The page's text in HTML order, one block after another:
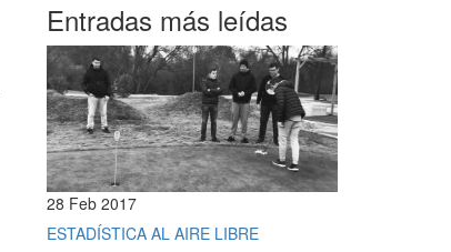
Entradas más leídas
28 Feb 2017
ESTADÍSTICA AL AIRE LIBRE